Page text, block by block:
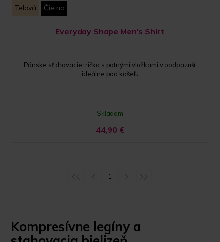
Telová Čierna
Everyday Shape Men's Shirt
Pánske sťahovacie tričko s potnými vložkami v podpazuší,
ideálne pod košeľu
Skladom
44,90 €
1
Kompresívne legíny a